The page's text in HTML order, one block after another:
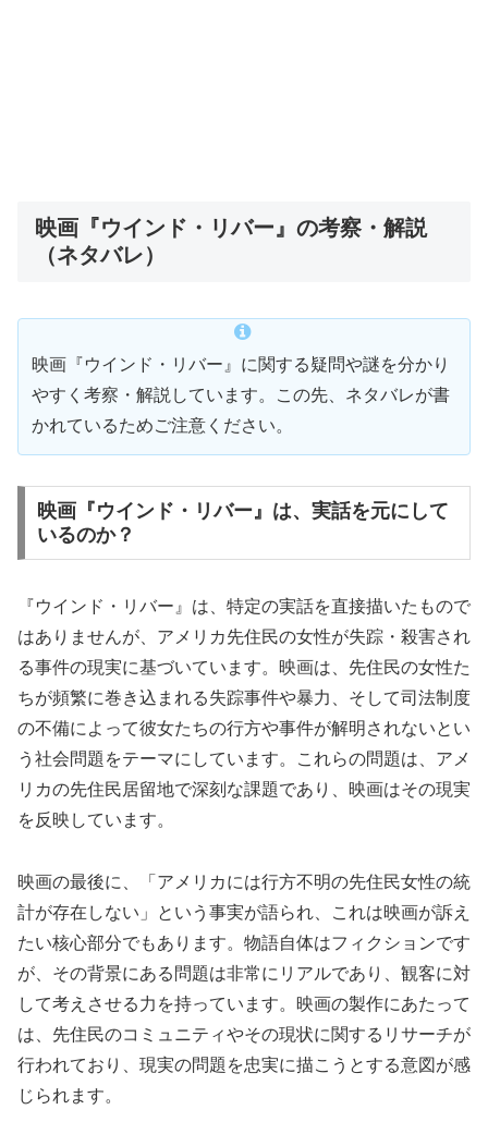
映画『ウインド・リバー』の考察・解説
（ネタバレ）
映画『ウインド・リバー』に関する疑問や謎を分かり
やすく考察・解説しています。この先、ネタバレが書
かれているためご注意ください。
映画『ウインド・リバー』は、実話を元にして
いるのか？
『ウインド・リバー』は、特定の実話を直接描いたもので
はありませんが、アメリカ先住民の女性が失踪・殺害され
る事件の現実に基づいています。映画は、先住民の女性た
ちが頻繁に巻き込まれる失踪事件や暴力、そして司法制度
の不備によって彼女たちの行方や事件が解明されないとい
う社会問題をテーマにしています。これらの問題は、アメ
リカの先住民居留地で深刻な課題であり、映画はその現実
を反映しています。
映画の最後に、「アメリカには行方不明の先住民女性の統
計が存在しない」という事実が語られ、これは映画が訴え
たい核心部分でもあります。物語自体はフィクションです
が、その背景にある問題は非常にリアルであり、観客に対
して考えさせる力を持っています。映画の製作にあたって
は、先住民のコミュニティやその現状に関するリサーチが
行われており、現実の問題を忠実に描こうとする意図が感
じられます。